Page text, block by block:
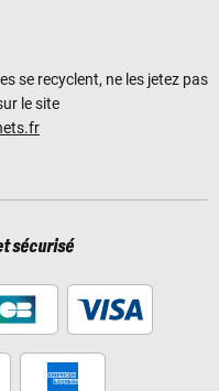
se recyclent, ne les jetez pas
le site
sécurisé